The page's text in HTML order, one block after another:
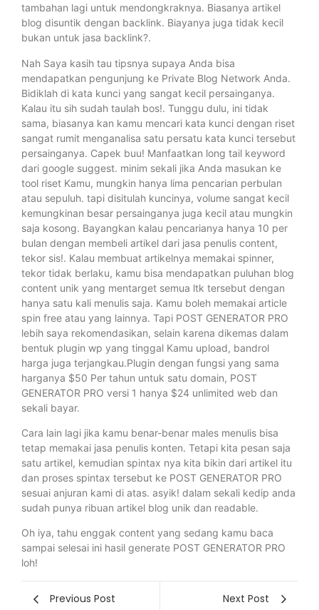
tambahan lagi untuk mendongkraknya. Biasanya artikel
blog disuntik dengan backlink. Biayanya juga tidak kecil
bukan untuk jasa backlink?.
Nah Saya kasih tau tipsnya supaya Anda bisa
mendapatkan pengunjung ke Private Blog Network Anda.
Bidiklah di kata kunci yang sangat kecil persainganya.
Kalau itu sih sudah taulah bos!. Tunggu dulu, ini tidak
sama, biasanya kan kamu mencari kata kunci dengan riset
sangat rumit menganalisa satu persatu kata kunci tersebut
persainganya. Capek buu! Manfaatkan long tail keyword
dari google suggest. minim sekali jika Anda masukan ke
tool riset Kamu, mungkin hanya lima pencarian perbulan
atau sepuluh. tapi disitulah kuncinya, volume sangat kecil
kemungkinan besar persainganya juga kecil atau mungkin
saja kosong. Bayangkan kalau pencarianya hanya 10 per
bulan dengan membeli artikel dari jasa penulis content,
tekor sis!. Kalau membuat artikelnya memakai spinner,
tekor tidak berlaku, kamu bisa mendapatkan puluhan blog
content unik yang mentarget semua ltk tersebut dengan
hanya satu kali menulis saja. Kamu boleh memakai article
spin free atau yang lainnya. Tapi POST GENERATOR PRO
lebih saya rekomendasikan, selain karena dikemas dalam
bentuk plugin wp yang tinggal Kamu upload, bandrol
harga juga terjangkau.Plugin dengan fungsi yang sama
harganya $50 Per tahun untuk satu domain, POST
GENERATOR PRO versi 1 hanya $24 unlimited web dan
sekali bayar.
Cara lain lagi jika kamu benar-benar males menulis bisa
tetap memakai jasa penulis konten. Tetapi kita pesan saja
satu artikel, kemudian spintax nya kita bikin dari artikel itu
dan proses spintax tersebut ke POST GENERATOR PRO
sesuai anjuran kami di atas. asyik! dalam sekali kedip anda
sudah punya ribuan artikel blog unik dan readable.
Oh iya, tahu enggak content yang sedang kamu baca
sampai selesai ini hasil generate POST GENERATOR PRO
loh!
Previous Post Next Post